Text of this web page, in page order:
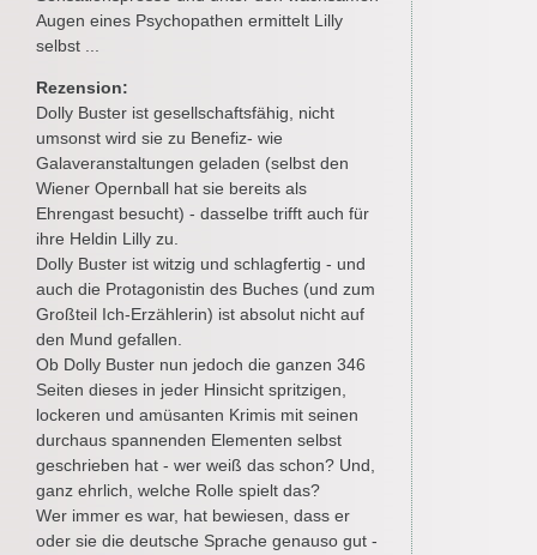
Augen eines Psychopathen ermittelt Lilly
selbst ...
Rezension:
Dolly Buster ist gesellschaftsfähig, nicht
umsonst wird sie zu Benefiz- wie
Galaveranstaltungen geladen (selbst den
Wiener Opernball hat sie bereits als
Ehrengast besucht) - dasselbe trifft auch für
ihre Heldin Lilly zu.
Dolly Buster ist witzig und schlagfertig - und
auch die Protagonistin des Buches (und zum
Großteil Ich-Erzählerin) ist absolut nicht auf
den Mund gefallen.
Ob Dolly Buster nun jedoch die ganzen 346
Seiten dieses in jeder Hinsicht spritzigen,
lockeren und amüsanten Krimis mit seinen
durchaus spannenden Elementen selbst
geschrieben hat - wer weiß das schon? Und,
ganz ehrlich, welche Rolle spielt das?
Wer immer es war, hat bewiesen, dass er
oder sie die deutsche Sprache genauso gut -